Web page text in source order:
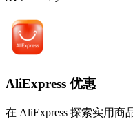
AliExpress 优惠
在 AliExpress 探索实用商